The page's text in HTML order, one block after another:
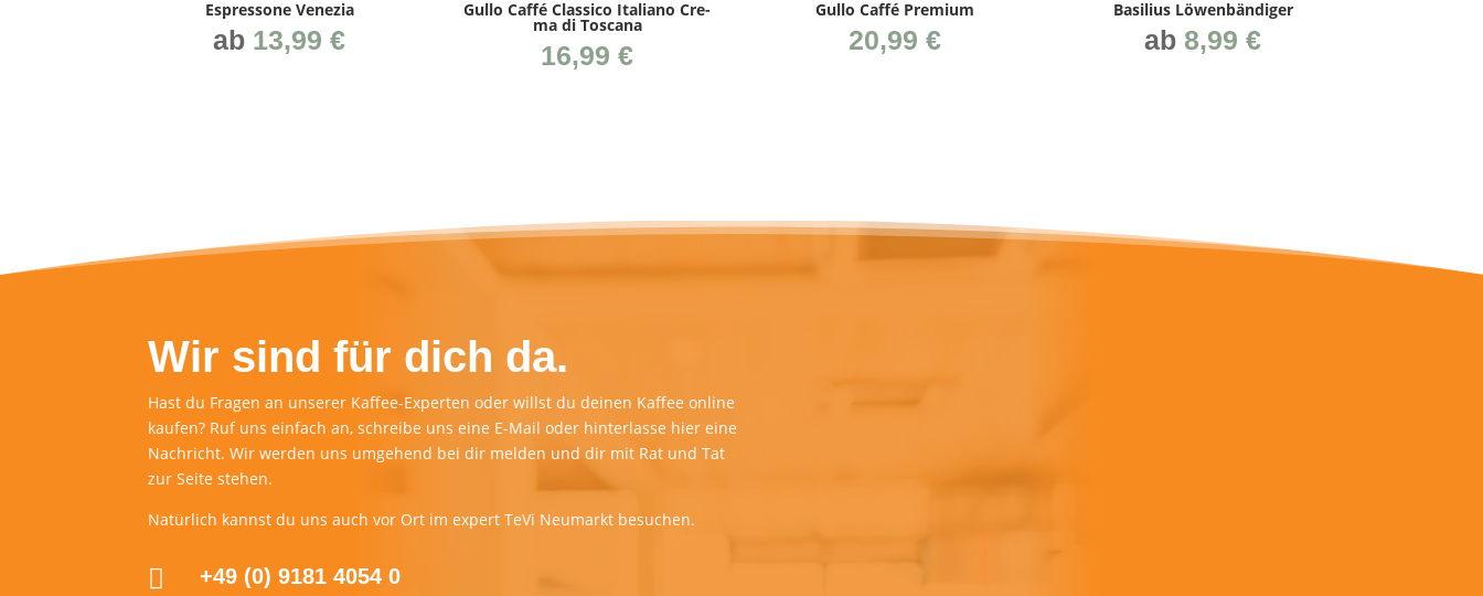
Espres­so­ne Venezia
ab 13,99€
Gul­lo Caf­fé Clas­si­co Ita­lia­no Cre­
ma di Toscana
16,99€
Gul­lo Caf­fé Premium
20,99€
Basi­li­us Löwenbändiger
ab 8,99€
Wir sind für dich da.
Hast du Fragen an unserer Kaffee-Experten oder willst du deinen Kaffee online
kaufen? Ruf uns einfach an, schreibe uns eine E-Mail oder hinterlasse hier eine
Nachricht. Wir werden uns umgehend bei dir melden und dir mit Rat und Tat
zur Seite stehen.
Natürlich kannst du uns auch vor Ort im expert TeVi Neumarkt besuchen.
 +49 (0) 9181 4054 0